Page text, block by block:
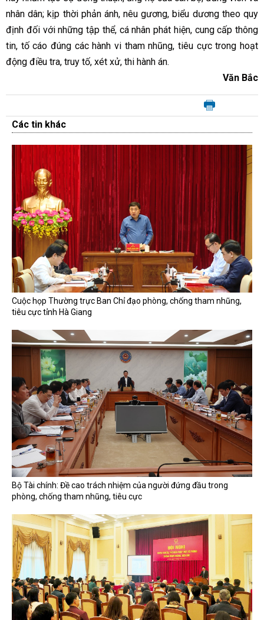
nhân dân; kịp thời phản ánh, nêu gương, biểu dương theo quy
định đối với những tập thể, cá nhân phát hiện, cung cấp thông
tin, tố cáo đúng các hành vi tham nhũng, tiêu cực trong hoạt
động điều tra, truy tố, xét xử, thi hành án.
Văn Bắc
Các tin khác
Cuộc họp Thường trực Ban Chỉ đạo phòng, chống tham nhũng,
tiêu cực tỉnh Hà Giang
Bộ Tài chính: Đề cao trách nhiệm của người đứng đầu trong
phòng, chống tham nhũng, tiêu cực